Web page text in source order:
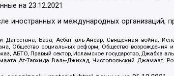
на23.12.2021
иностранных и международных организаций,
База, Асбат аль-Ансар, Священная война,
Общество социальных реформ, Общество
АБТО, Правый сектор, Исламское государство,
Ат-Тавхида Валь-Джихад, Чистопольский Джамаат,